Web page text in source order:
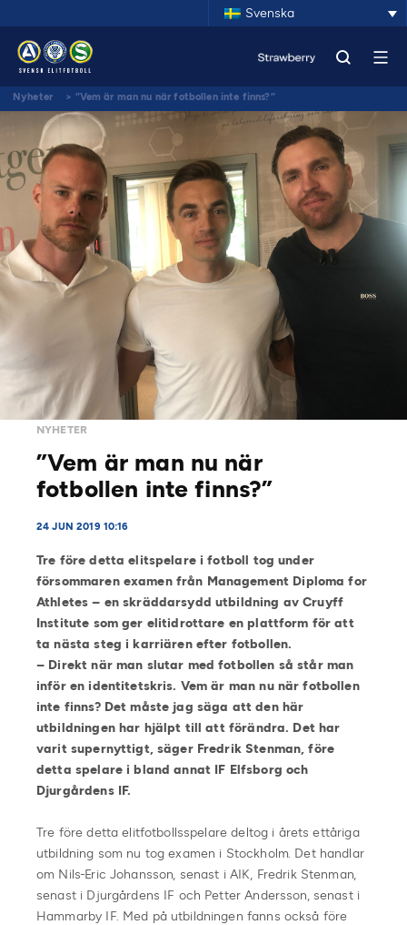
Svenska
Nyheter > ”Vem är man nu när fotbollen inte finns?”
NYHETER
”Vem är man nu när
fotbollen inte finns?”
24 JUN 2019 10:16
Tre före detta elitspelare i fotboll tog under
försommaren examen från Management Diploma for
Athletes – en skräddarsydd utbildning av Cruyff
Institute som ger elitidrottare en plattform för att
ta nästa steg i karriären efter fotbollen.
– Direkt när man slutar med fotbollen så står man
inför en identitetskris. Vem är man nu när fotbollen
inte finns? Det måste jag säga att den här
utbildningen har hjälpt till att förändra. Det har
varit supernyttigt, säger Fredrik Stenman, före
detta spelare i bland annat IF Elfsborg och
Djurgårdens IF.
Tre före detta elitfotbollsspelare deltog i årets ettåriga
utbildning som nu tog examen i Stockholm. Det handlar
om Nils-Eric Johansson, senast i AIK, Fredrik Stenman,
senast i Djurgårdens IF och Petter Andersson, senast i
Hammarby IF. Med på utbildningen fanns också före